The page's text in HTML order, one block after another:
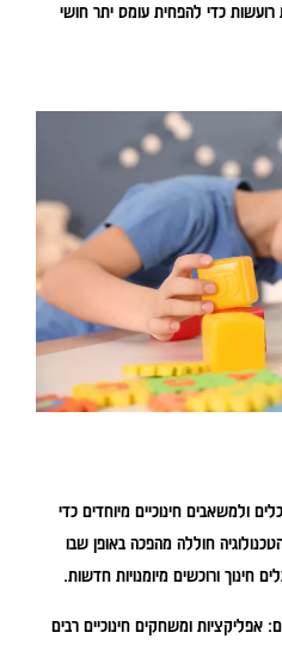
רועשות כדי להפחית עומס יתר חושי
ולמשאבים חינוכיים מיוחדים כדי
חוללה מהפכה באופן שבו
חינוך ורוכשים מיומנויות חדשות.
אפליקציות ומשחקים חינוכיים רבים